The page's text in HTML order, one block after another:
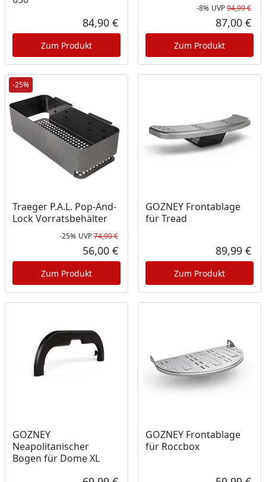
Aktueller Preis
84,90 €
Zum Produkt
-8% UVP94,99 €
87,00 €
Zum Produkt
-25%
Traeger P.A.L. Pop-And-
Lock Vorratsbehälter
Rabatt in Prozent
-25%
Ursprünglicher Preis
UVP74,90 €
Aktueller Preis
56,00 €
Zum Produkt
GOZNEY Frontablage
für Tread
89,99 €
Zum Produkt
GOZNEY
Neapolitanischer
Bogen für Dome XL
GOZNEY Frontablage
für Roccbox